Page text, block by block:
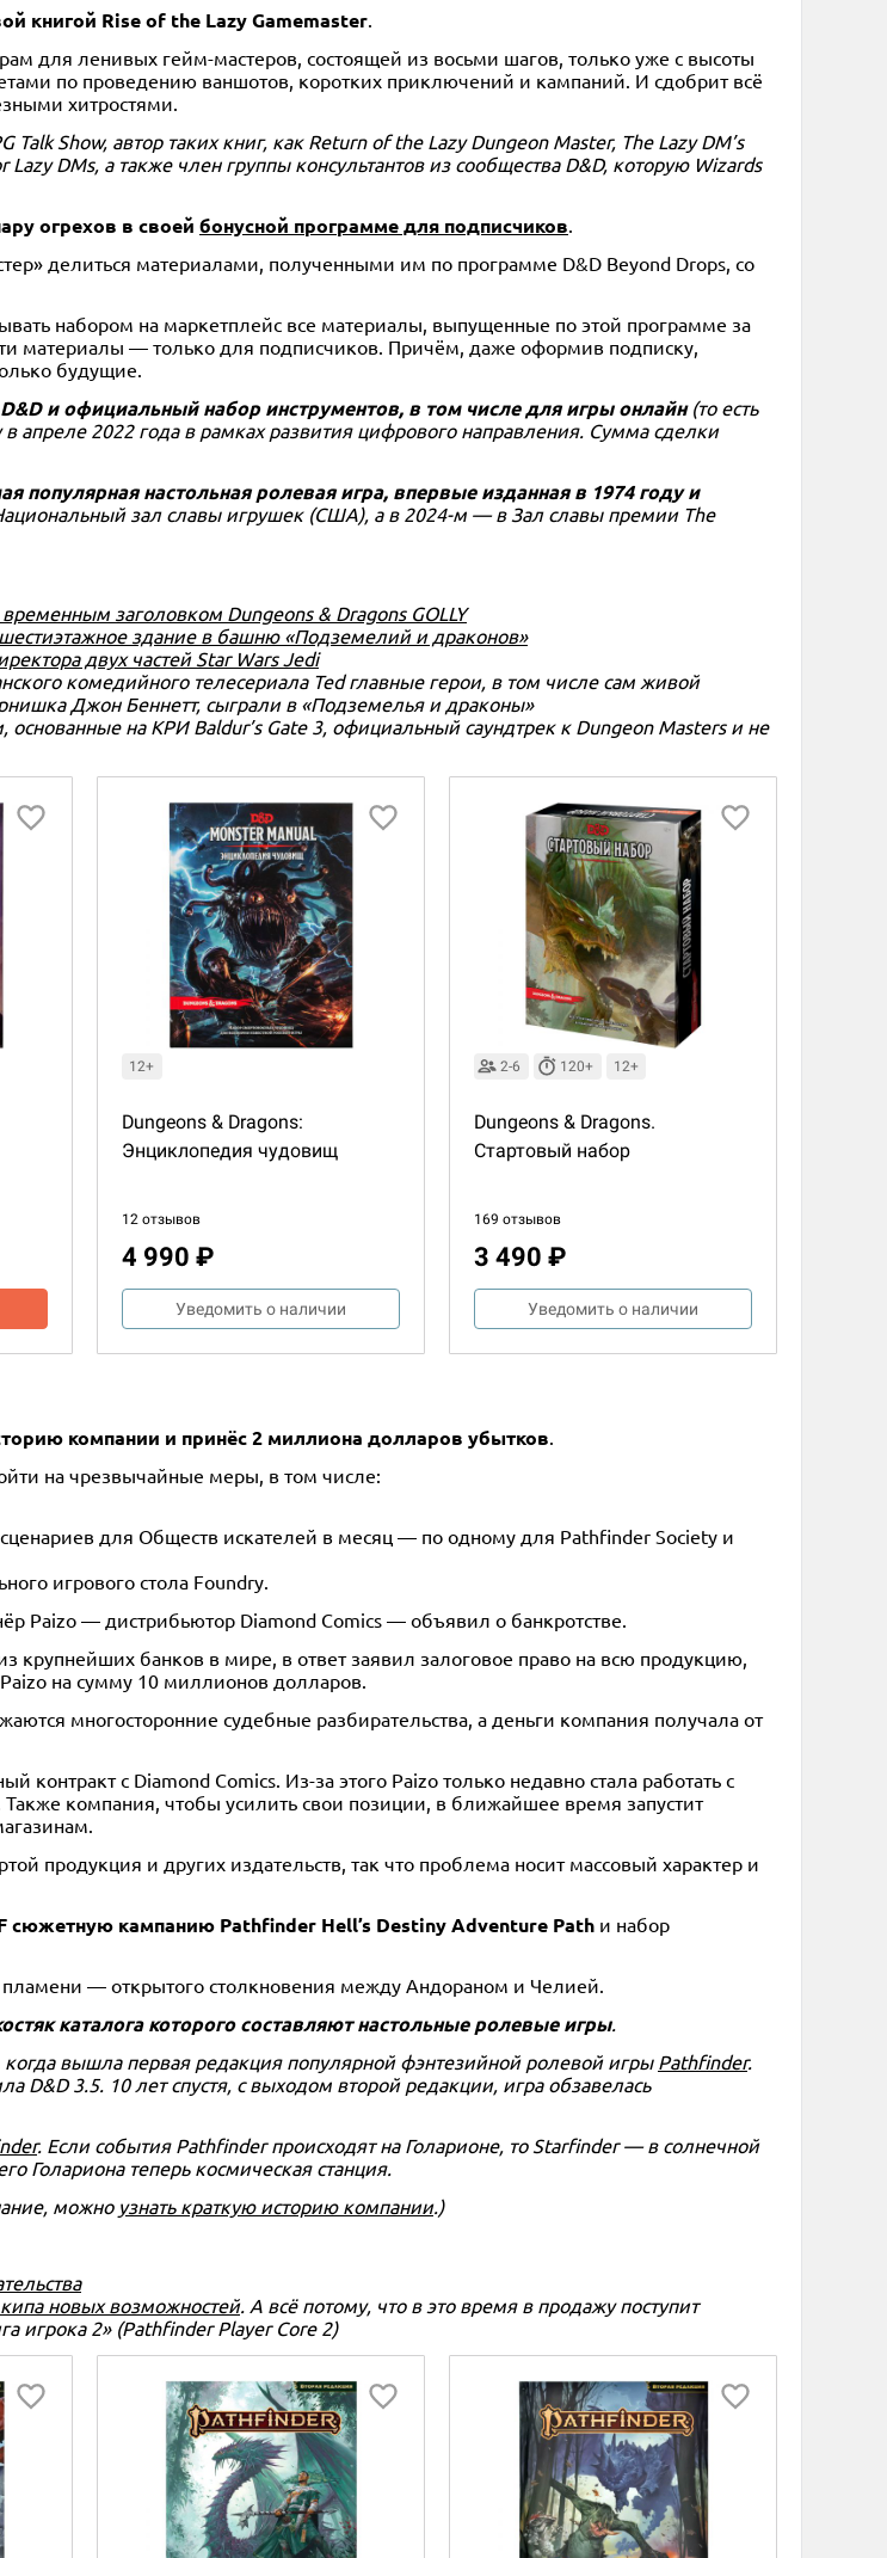
книгой Rise of the Lazy Gamemaster
для ленивых гейм-мастеров, состоящей из восьми шагов, только уже с высоты
по проведению ваншотов, коротких приключений и кампаний. И сдобрит всё
хитростями.
Talk Show, автор таких книг, как Return of the Lazy Dungeon Master, The Lazy DM’s
DMs, а также член группы консультантов из сообщества D&D, которую Wizards
огрехов в своей бонусной программе для подписчиков
делиться материалами, полученными им по программе D&D Beyond Drops, со
набором на маркетплейс все материалы, выпущенные по этой программе за
материалы — только для подписчиков. Причём, даже оформив подписку,
будущие.
и официальный набор инструментов, в том числе для игры онлайн(то есть
апреле 2022 года в рамках развития цифрового направления. Сумма сделки
популярная настольная ролевая игра, впервые изданная в 1974 году и
зал славы игрушек (США), а в 2024-м — в Зал славы премии The
заголовком Dungeons & Dragons GOLLY
здание в башню «Подземелий и драконов»
двух частей Star Wars Jedi
комедийного телесериала Ted главные герои, в том числе сам живой
Джон Беннетт, сыграли в «Подземелья и драконы»
основанные на КРИ Baldur’s Gate 3, официальный саундтрек к Dungeon Masters и не
12+
Dungeons & Dragons:
Энциклопедия чудовищ
12 отзывов
4 990 ₽
Уведомить о наличии
2-6 120+ 12+
Dungeons & Dragons.
Стартовый набор
169 отзывов
3 490 ₽
Уведомить о наличии
компании и принёс 2 миллиона долларов убытков.
на чрезвычайные меры, в том числе:
сценариев для Обществ искателей в месяц — по одному для Pathfinder Society и
игрового стола Foundry.
Paizo — дистрибьютор Diamond Comics — объявил о банкротстве.
крупнейших банков в мире, в ответ заявил залоговое право на всю продукцию,
на сумму 10 миллионов долларов.
многосторонние судебные разбирательства, а деньги компания получала от
с Diamond Comics. Из-за этого Paizo только недавно стала работать с
компания, чтобы усилить свои позиции, в ближайшее время запустит
продукция и других издательств, так что проблема носит массовый характер и
сюжетную кампанию Pathfinder Hell’s Destiny Adventure Path и набор
— открытого столкновения между Андораном и Челией.
каталога которого составляют настольные ролевые игры.
вышла первая редакция популярной фэнтезийной ролевой игры Pathfinder.
D&D 3.5. 10 лет спустя, с выходом второй редакции, игра обзавелась
. Если события Pathfinder происходят на Голарионе, то Starfinder — в солнечной
Голариона теперь космическая станция.
можно узнать краткую историю компании.)
новых возможностей. А всё потому, что в это время в продажу поступит
игрока 2» (Pathfinder Player Core 2)